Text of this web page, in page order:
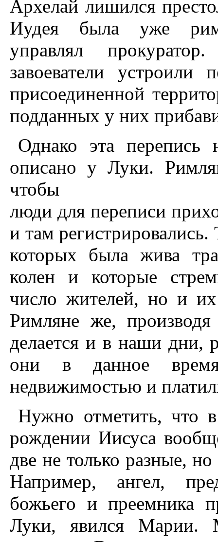
Архелай лишился
Иудея была уже
управлял
завоеватели устроили
присоединенной
подданных у них
Однако эта перепись
описано у Луки.
чтобы
люди для переписи
и там
которых была жива
колен и которые
число жителей, но и
Римляне же, производя
делается и в наши дни,
они в данное
недвижимостью и
Hужно отметить, что
рождении Иисуса
две не только разные,
Hапример, ангел,
божьего и преемника
Луки, явился Марии.